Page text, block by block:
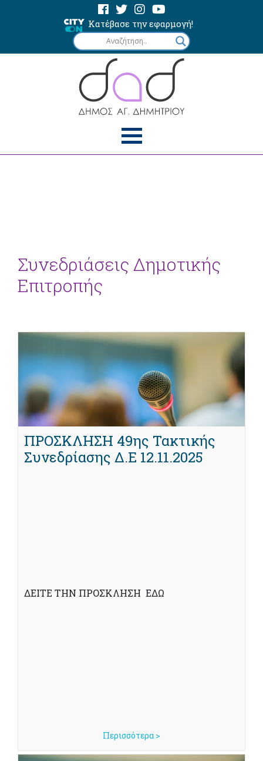
Κατέβασε την εφαρμογή!
Συνεδριάσεις Δημοτικής
Επιτροπής
ΠΡΟΣΚΛΗΣΗ 49ης Τακτικής
Συνεδρίασης Δ.Ε 12.11.2025
ΔΕΙΤΕ ΤΗΝ ΠΡΟΣΚΛΗΣΗ ΕΔΩ
Περισσότερα >